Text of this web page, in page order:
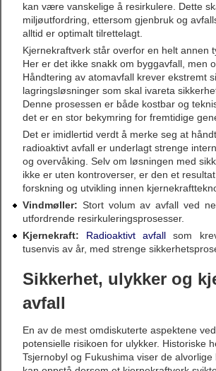
kan være vanskelige å resirkulere. Dette
miljøutfordring, ettersom gjenbruk og
alltid er optimalt tilrettelagt.
Kjernekraftverk står overfor en helt annen
Her er det ikke snakk om byggavfall, men
Håndtering av atomavfall krever ekstremt
lagringsløsninger som skal ivareta
Denne prosessen er både kostbar og
det er en stor bekymring for fremtidige
Det er imidlertid verdt å merke seg at
radioaktivt avfall er underlagt strenge
og overvåking. Selv om løsningen med
ikke er uten kontroverser, er den et
forskning og utvikling innen
Vindmøller: Stort volum av avfall ved
utfordrende resirkuleringsprosesser.
Kjernekraft:
Radioaktivt avfall som
tusenvis av år, med strenge
Sikkerhet, ulykker og
avfall
En av de mest omdiskuterte aspektene
potensielle risikoen for ulykker. Historiske
Tsjernobyl og Fukushima viser de